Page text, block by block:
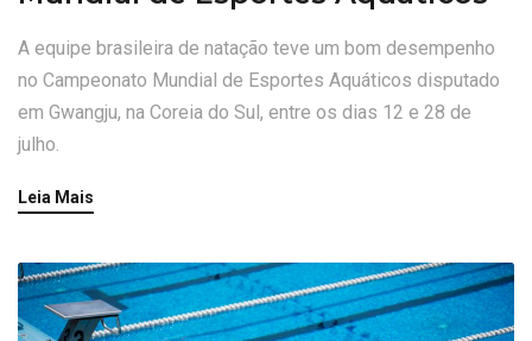
A equipe brasileira de natação teve um bom desempenho
no Campeonato Mundial de Esportes Aquáticos disputado
em Gwangju, na Coreia do Sul, entre os dias 12 e 28 de
julho.
Leia Mais